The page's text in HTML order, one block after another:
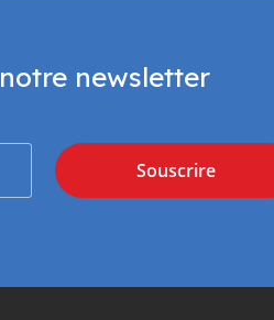
newsletter
Souscrire